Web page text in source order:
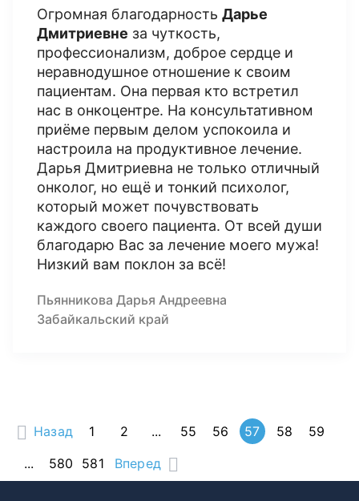
Огромная благодарность Дарье
Дмитриевне за чуткость,
профессионализм, доброе сердце и
неравнодушное отношение к своим
пациентам. Она первая кто встретил
нас в онкоцентре. На консультативном
приёме первым делом успокоила и
настроила на продуктивное лечение.
Дарья Дмитриевна не только отличный
онколог, но ещё и тонкий психолог,
который может почувствовать
каждого своего пациента. От всей души
благодарю Вас за лечение моего мужа!
Низкий вам поклон за всё!
Пьянникова Дарья Андреевна
Забайкальский край
Назад 1 2 ... 55 56 57 58
59
...
580 581 Вперед